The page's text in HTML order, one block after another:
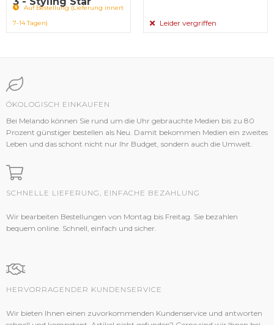
Auf Bestellung (Lieferung innert
7-14 Tagen)
Leider vergriffen
ÖKOLOGISCH EINKAUFEN
Bei Melando können Sie rund um die Uhr gebrauchte Medien bis zu 80
Prozent günstiger bestellen als Neu. Damit bekommen Medien ein zweites
Leben und das schont nicht nur Ihr Budget, sondern auch die Umwelt.
SCHNELLE LIEFERUNG, EINFACHE BEZAHLUNG
Wir bearbeiten Bestellungen von Montag bis Freitag. Sie bezahlen
bequem online. Schnell, einfach und sicher.
HERVORRAGENDER KUNDENSERVICE
Wir bieten Ihnen einen zuvorkommenden Kundenservice und antworten